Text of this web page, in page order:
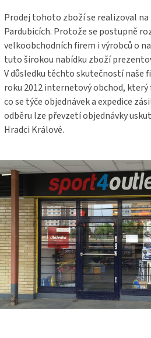
Prodej tohoto zboží se realizoval na
Pardubicích. Protože se postupně
velkoobchodních firem i výrobců o
tuto širokou nabídku zboží
V důsledku těchto skutečností naše
roku 2012 internetový obchod, který
co se týče objednávek a expedice
odběru lze převzetí objednávky
Hradci Králové.